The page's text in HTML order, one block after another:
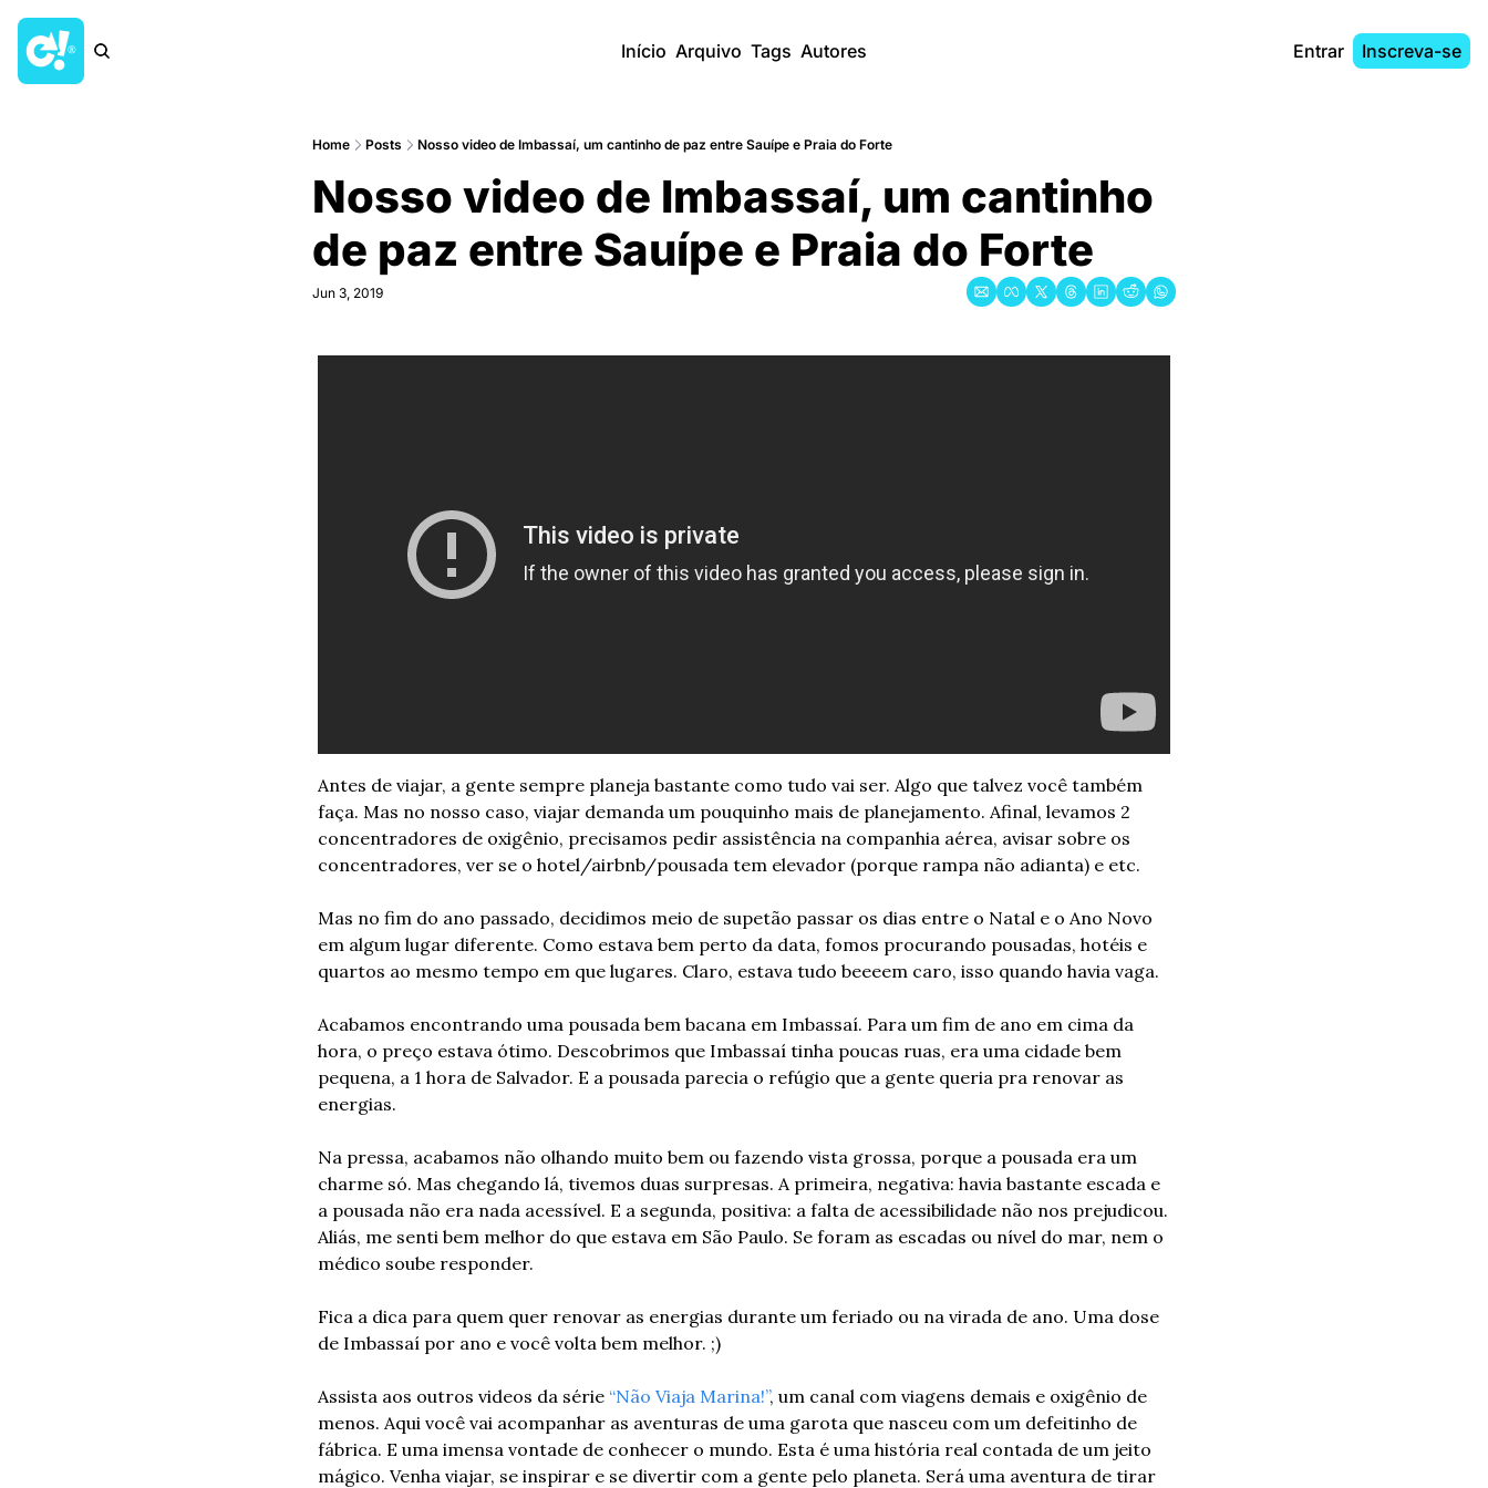
Início Arquivo Tags Autores Entrar Inscreva-se
Home Posts Nosso video de Imbassaí, um cantinho de paz entre Sauípe e Praia do Forte
Nosso video de Imbassaí, um cantinho
de paz entre Sauípe e Praia do Forte
Jun 3, 2019
Antes de viajar, a gente sempre planeja bastante como tudo vai ser. Algo que talvez você também
faça. Mas no nosso caso, viajar demanda um pouquinho mais de planejamento. Afinal, levamos 2
concentradores de oxigênio, precisamos pedir assistência na companhia aérea, avisar sobre os
concentradores, ver se o hotel/airbnb/pousada tem elevador (porque rampa não adianta) e etc.
Mas no fim do ano passado, decidimos meio de supetão passar os dias entre o Natal e o Ano Novo
em algum lugar diferente. Como estava bem perto da data, fomos procurando pousadas, hotéis e
quartos ao mesmo tempo em que lugares. Claro, estava tudo beeeem caro, isso quando havia vaga.
Acabamos encontrando uma pousada bem bacana em Imbassaí. Para um fim de ano em cima da
hora, o preço estava ótimo. Descobrimos que Imbassaí tinha poucas ruas, era uma cidade bem
pequena, a 1 hora de Salvador. E a pousada parecia o refúgio que a gente queria pra renovar as
energias.
Na pressa, acabamos não olhando muito bem ou fazendo vista grossa, porque a pousada era um
charme só. Mas chegando lá, tivemos duas surpresas. A primeira, negativa: havia bastante escada e
a pousada não era nada acessível. E a segunda, positiva: a falta de acessibilidade não nos prejudicou.
Aliás, me senti bem melhor do que estava em São Paulo. Se foram as escadas ou nível do mar, nem o
médico soube responder.
Fica a dica para quem quer renovar as energias durante um feriado ou na virada de ano. Uma dose
de Imbassaí por ano e você volta bem melhor. ;)
Assista aos outros videos da série “Não Viaja Marina!”, um canal com viagens demais e oxigênio de
menos. Aqui você vai acompanhar as aventuras de uma garota que nasceu com um defeitinho de
fábrica. E uma imensa vontade de conhecer o mundo. Esta é uma história real contada de um jeito
mágico. Venha viajar, se inspirar e se divertir com a gente pelo planeta. Será uma aventura de tirar